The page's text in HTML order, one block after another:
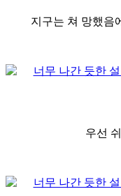
지구는 쳐 망했음
우선